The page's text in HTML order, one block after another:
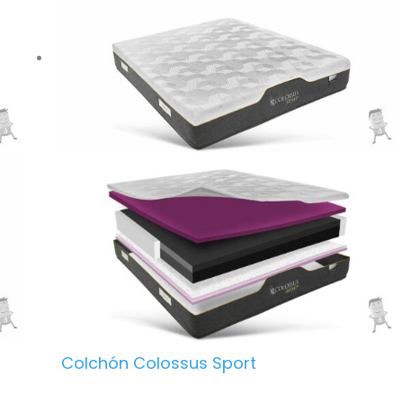
– Placa Viscoelástica de 15 mm en ambas caras.
Proporciona una alta adaptabilidad en un colchón
reversible.
– Capas de espumación Adaptative Dry-Soft de
densidad media-baja en ambos lados.
– Refuerzo perimetral de bañera con una
densidad de HR 30 kg, super dura, protegiendo el
– Hipoalergénico. Materiales tratados
específicamente para prevenir la aparición de
reacciones alérgicas.
– Tratamiento anti-ácaros en la funda. Previene
la proliferación de ácaros, hongos y bacterias.
– Independencia de lechos. Inhibe los
movimientos de la pareja.
forma correcta al cuerpo permitiendo mantener
Colchón Colossus Sport